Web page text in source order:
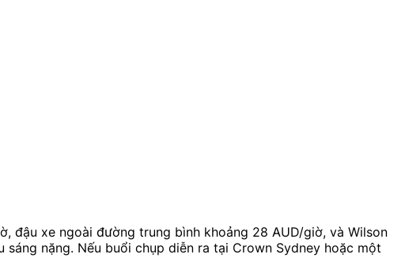
đậu xe ngoài đường trung bình khoảng 28 AUD/giờ, và Wilson
nặng. Nếu buổi chụp diễn ra tại Crown Sydney hoặc một